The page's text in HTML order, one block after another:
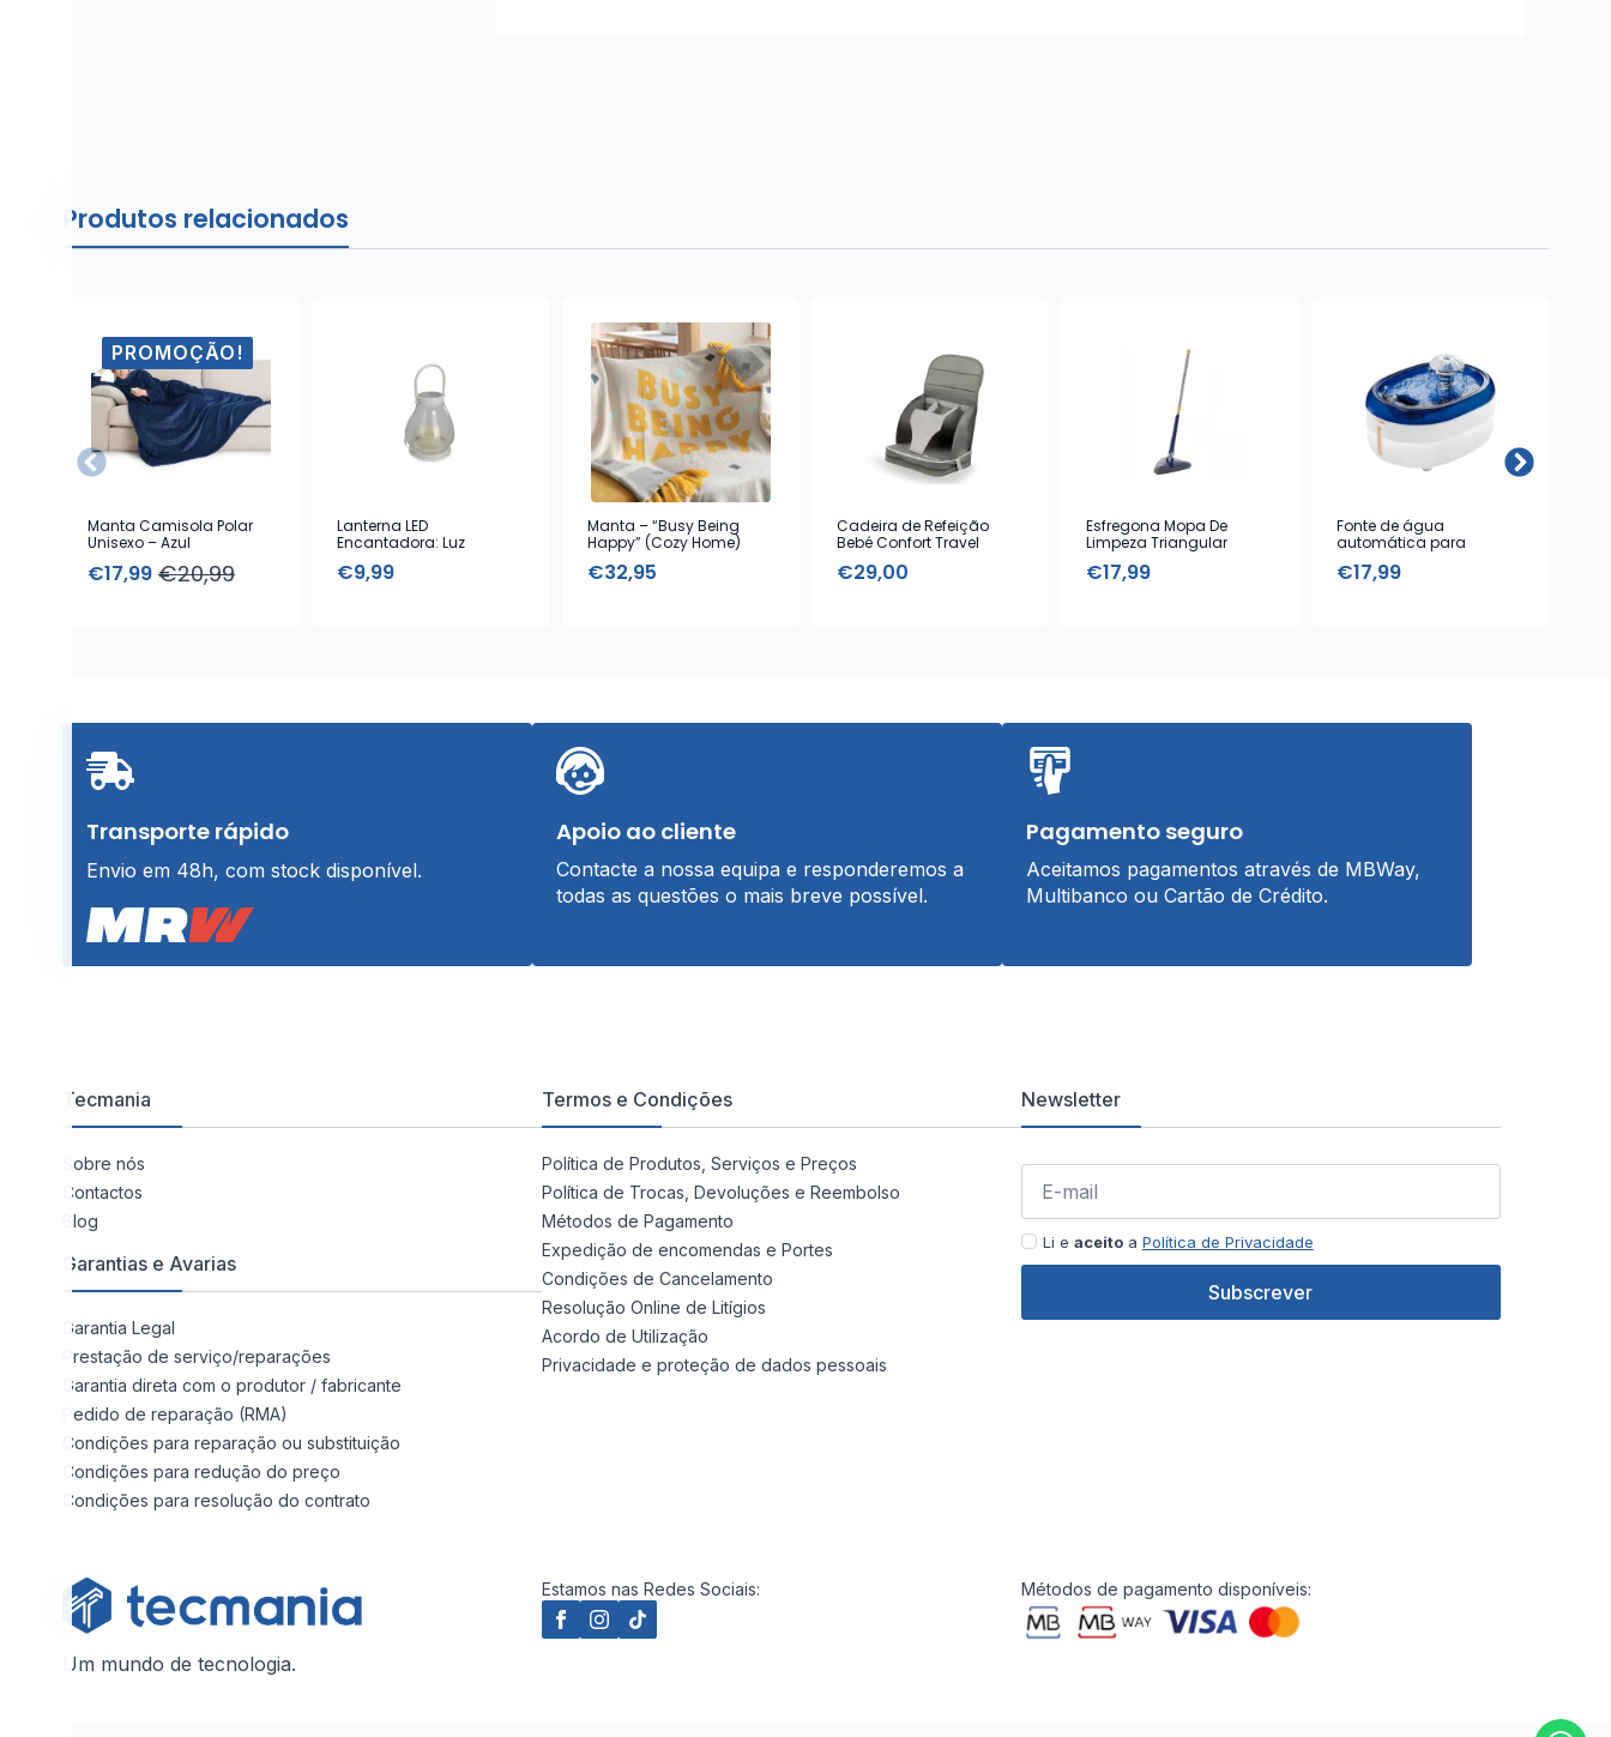
Produtos relacionados
PROMOÇÃO!
Manta Camisola Polar
Unisexo – Azul
€20,99
O
€17,99
O
Lanterna LED
Encantadora: Luz
Elegante
€9,99
Manta – “Busy Being
Happy” (Cozy Home)
€32,95
Cadeira de Refeição
Bebé Confort Travel
€29,00
Esfregona Mopa De
Limpeza Triangular
€17,99
Fonte de água
automática para
€17,99
Transporte rápido
Envio em 48h, com stock disponível.
Apoio ao cliente
Contacte a nossa equipa e responderemos a
todas as questões o mais breve possível.
Pagamento seguro
Aceitamos pagamentos através de MBWay,
Multibanco ou Cartão de Crédito.
Tecmania
Sobre nós
Contactos
Blog
Garantias e Avarias
Garantia Legal
Prestação de serviço/reparações
Garantia direta com o produtor / fabricante
Pedido de reparação (RMA)
Condições para reparação ou substituição
Condições para redução do preço
Condições para resolução do contrato
Termos e Condições
Política de Produtos, Serviços e Preços
Política de Trocas, Devoluções e Reembolso
Métodos de Pagamento
Expedição de encomendas e Portes
Condições de Cancelamento
Resolução Online de Litígios
Acordo de Utilização
Privacidade e proteção de dados pessoais
Newsletter
Li e aceitoa Política de Privacidade
Subscrever
Um mundo de tecnologia.
Estamos nas Redes Sociais: Métodos de pagamento disponíveis: